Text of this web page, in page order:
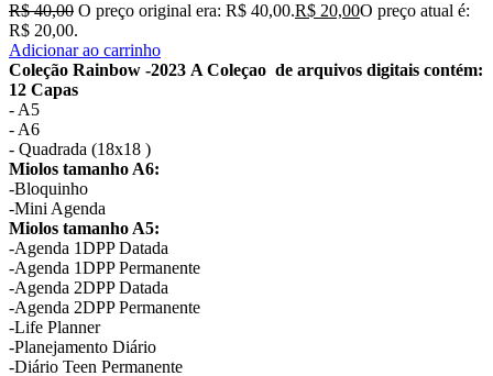
R$40,00 O preço original era: R$ 40,00.R$ 20,00O preço atual é:
R$ 20,00.
Adicionar ao carrinho
Coleção Rainbow -2023 A Coleçao de arquivos digitais contém:
12 Capas
- A5
- A6
- Quadrada (18x18 )
Miolos tamanho A6:
-Bloquinho
-Mini Agenda
Miolos tamanho A5:
-Agenda 1DPP Datada
-Agenda 1DPP Permanente
-Agenda 2DPP Datada
-Agenda 2DPP Permanente
-Life Planner
-Planejamento Diário
-Diário Teen Permanente